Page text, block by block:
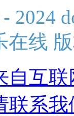
2024
在线
自互
联系